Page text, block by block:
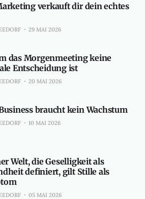
verkauft dir dein echtes
29 MAI 2026
das Morgenmeeting keine
Entscheidung ist
20 MAI 2026
braucht kein Wachstum
10 MAI 2026
Welt, die Geselligkeit als
definiert, gilt Stille als
05 MAI 2026